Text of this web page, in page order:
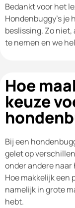
Bedankt voor het
Hondenbuggy's je
beslissing. Zo
te nemen en we
Hoe
keuze
Bij een
gelet op
onder andere
Hoe makkelijk een
namelijk in grote
hebt.